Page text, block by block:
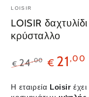
LOISIR
LOISIR
κρύσταλλο
€24,00 € 21 ,00
H εταιρεία Loisir